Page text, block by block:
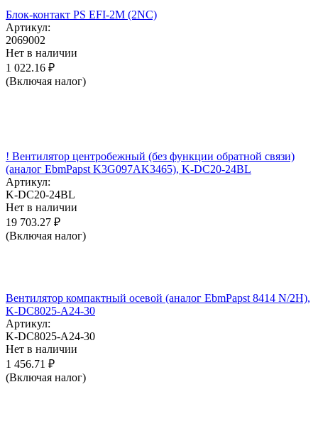
Блок-контакт PS EFI-2M (2NC)
Артикул:
2069002
Нет в наличии
1 022.16 ₽
(Включая налог)
! Вентилятор центробежный (без функции обратной связи)
(аналог EbmPapst K3G097AK3465), K-DC20-24BL
Артикул:
K-DC20-24BL
Нет в наличии
19 703.27 ₽
(Включая налог)
Вентилятор компактный осевой (аналог EbmPapst 8414 N/2H),
K-DC8025-A24-30
Артикул:
K-DC8025-A24-30
Нет в наличии
1 456.71 ₽
(Включая налог)